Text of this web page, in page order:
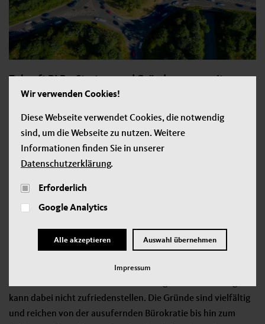
Zukunft RLP – Startups und Gründerszene weiter
stärken
Betriebs- und Existenzgründungen und insbesondere
Startups bilden für eine erfolgreiche rheinland-pfälzische
Wirtschaft einen wichtigen Bestandteil und sind Motor für
die Zukunftsfähigkeit des Wirtschaftsstandortes. Es werden
sondern auch neue Arbeitsplätze geschaffen. Nach dem
Corona-Gründungstief 2020 wächst bundesweit die Zahl der
Entscheidend für eine erfolgreiche Gründerlandschaft sind
die politischen Rahmenbedingungen.
kann dabei nicht zufriedenstellen. Die Gründe sind vielfältig
und reichen von der ausufernden Bürokratie bis hin zum
Wir verwenden Cookies!
Diese Webseite verwendet Cookies, die notwendig
sind, um die Webseite zu nutzen. Weitere
Informationen finden Sie in unserer
Datenschutzerklärung.
Erforderlich
Google Analytics
Alle akzeptieren Auswahl übernehmen
Impressum